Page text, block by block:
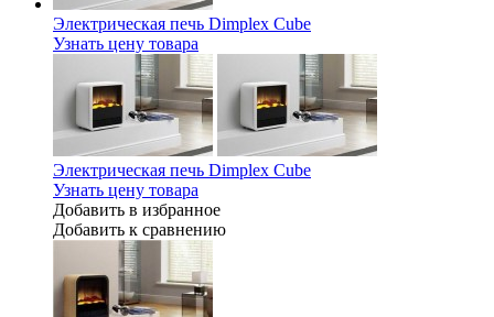
Электрическая печь Dimplex Cube
Узнать цену товара
Электрическая печь Dimplex Cube
Узнать цену товара
Добавить в избранное
Добавить к сравнению